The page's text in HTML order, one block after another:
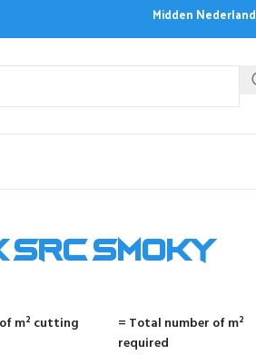
Midden Nederland
smoky
m² cutting
= Total number of m²
required